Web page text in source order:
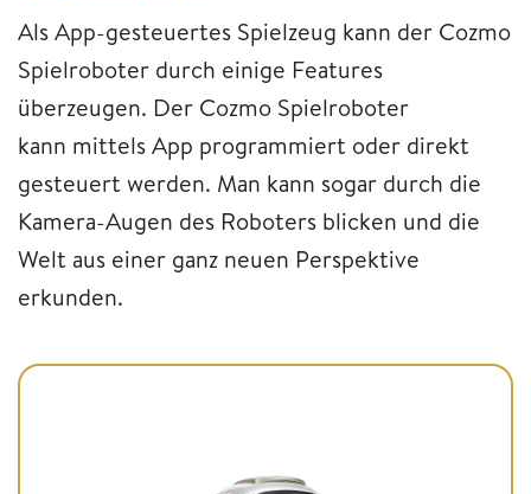
Als App-gesteuertes Spielzeug kann der Cozmo
Spielroboter durch einige Features
überzeugen. Der Cozmo Spielroboter
kann mittels App programmiert oder direkt
gesteuert werden. Man kann sogar durch die
Kamera-Augen des Roboters blicken und die
Welt aus einer ganz neuen Perspektive
erkunden.